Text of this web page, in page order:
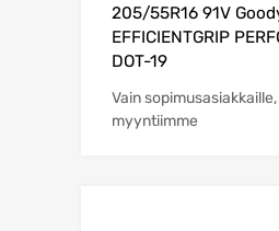
205/55R16 91V
EFFICIENTGRIP
DOT-19
Vain
myyntiimme